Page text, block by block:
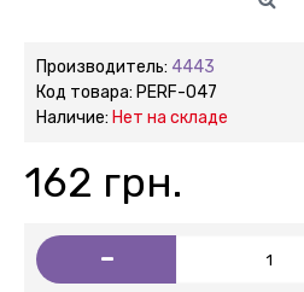
Производитель: 4443
Код товара: PERF-047
Наличие: Нет на складе
162 грн.
-